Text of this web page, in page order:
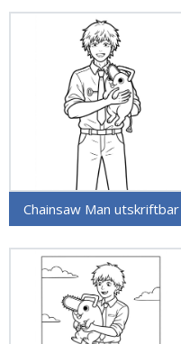
Chainsaw Man utskriftbar